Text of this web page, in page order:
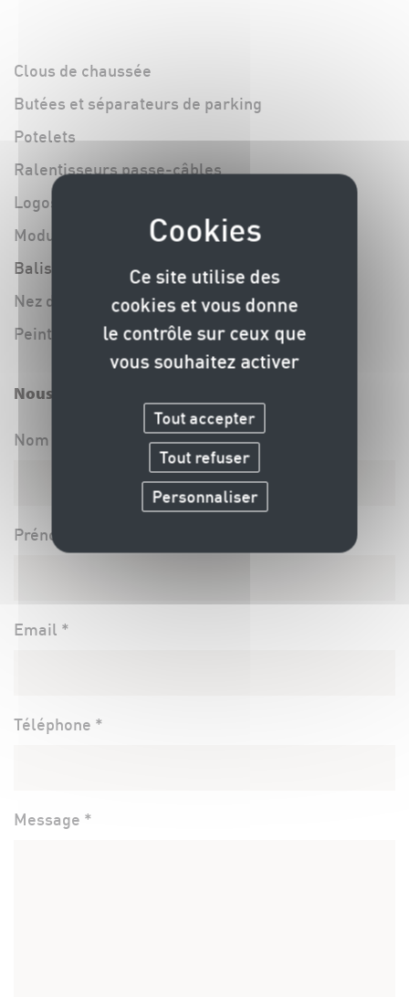
Clous de chaussée
Butées et séparateurs de parking
Potelets
Ralentisseurs passe-câbles
Logos acier (inox, laiton, acier corten)
Module anti-sitting
Balises souples
Nez de marche granité
Peintures et marquages au sol
Nous contacter
Nom *
Prénom *
Email *
Téléphone *
Message *
Ce site utilise des
cookies et vous donne
le contrôle sur ceux que
vous souhaitez activer
Tout accepter
Tout refuser
Personnaliser